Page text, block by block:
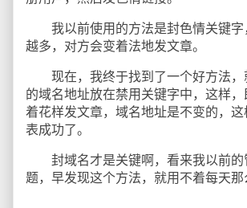
我以前使用的方法是封色情关键字
越多，对方会变着法地发文章。
现在，我终于找到了一个好方法，
的域名地址放在禁用关键字中，这样
着花样发文章，域名地址是不变的，
表成功了。
封域名才是关键啊，看来我以前的
题，早发现这个方法，就用不着每天那